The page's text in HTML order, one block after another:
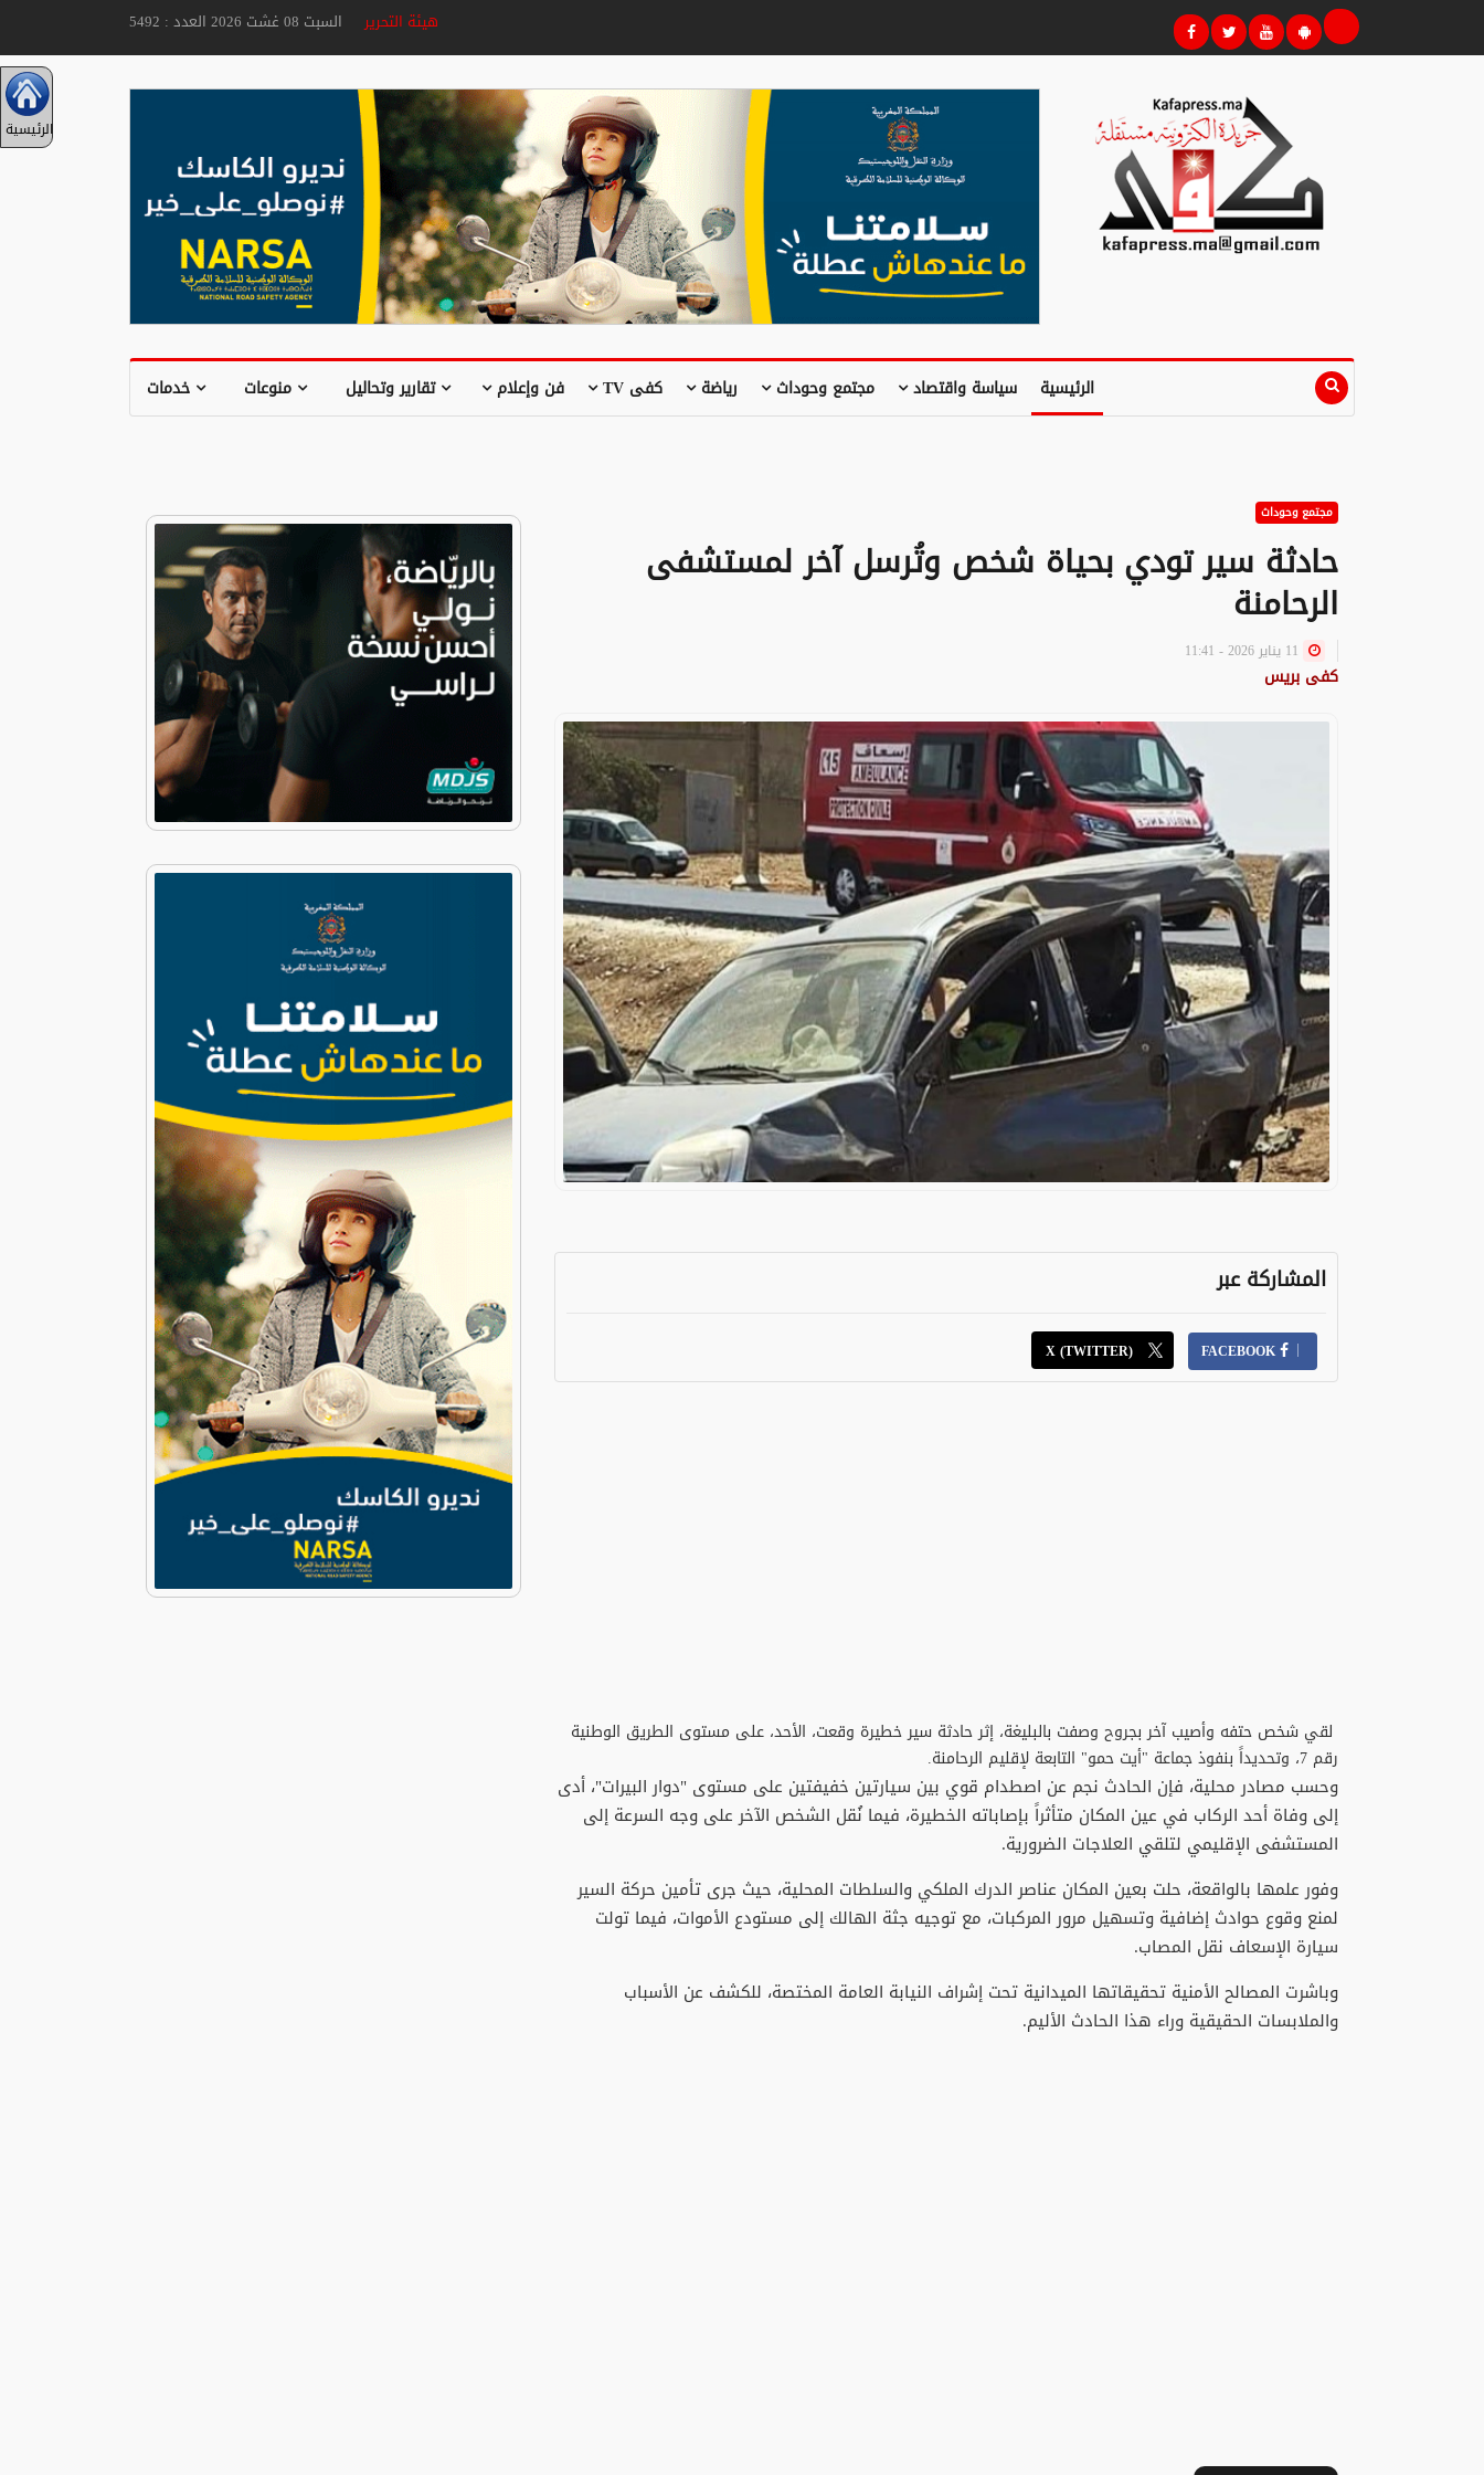
هيئة التحريرالسبت 08 غشت 2026 العدد : 5492
الرئيسية سياسة واقتصاد مجتمع وحوداث رياضة كفى TV فن وإعلام تقارير وتحاليل منوعات خدمات
الرئيسية
مجتمع وحوداث
حادثة سير تودي بحياة شخص وتُرسل آخر لمستشفى
الرحامنة
كفى بريس
المشاركة عبر
FACEBOOK
X (TWITTER)
لقي شخص حتفه وأصيب آخر بجروح وصفت بالبليغة، إثر حادثة سير خطيرة وقعت، الأحد، على مستوى الطريق الوطنية
رقم 7، وتحديداً بنفوذ جماعة "أيت حمو" التابعة لإقليم الرحامنة.
​وحسب مصادر محلية، فإن الحادث نجم عن اصطدام قوي بين سيارتين خفيفتين على مستوى "دوار البيرات"، أدى
إلى وفاة أحد الركاب في عين المكان متأثراً بإصاباته الخطيرة، فيما نُقل الشخص الآخر على وجه السرعة إلى
المستشفى الإقليمي لتلقي العلاجات الضرورية.
​وفور علمها بالواقعة، حلت بعين المكان عناصر الدرك الملكي والسلطات المحلية، حيث جرى ​تأمين حركة السير
لمنع وقوع حوادث إضافية وتسهيل مرور المركبات، مع توجيه جثة الهالك إلى مستودع الأموات، فيما تولت
سيارة الإسعاف نقل المصاب.
​وباشرت المصالح الأمنية تحقيقاتها الميدانية تحت إشراف النيابة العامة المختصة، للكشف عن الأسباب
والملابسات الحقيقية وراء هذا الحادث الأليم.